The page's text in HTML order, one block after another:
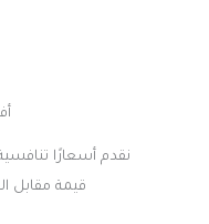
أفضل
نقدم أسعارًا تنافسية
قيمة مقابل الجودة